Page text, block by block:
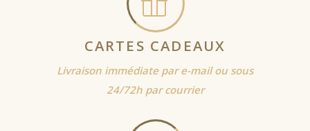
CARTES CADEAUX
Livraison immédiate par e-mail ou sous
24/72h par courrier